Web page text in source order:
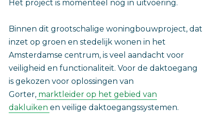
Het project is momenteel nog in uitvoering.
Binnen dit grootschalige woningbouwproject, dat
inzet op groen en stedelijk wonen in het
Amsterdamse centrum, is veel aandacht voor
veiligheid en functionaliteit. Voor de daktoegang
is gekozen voor oplossingen van
Gorter, marktleider op het gebied van
dakluiken en veilige daktoegangssystemen.